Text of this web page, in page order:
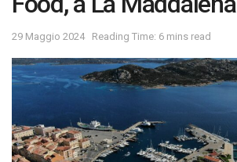
29 Maggio 2024 Reading Time: 6 mins read